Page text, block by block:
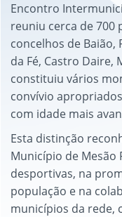
Encontro
reuniu cerca de 700
concelhos de Baião,
da Fé, Castro Daire,
constituiu vários
convívio
com idade mais
Esta distinção
Município de Mesão
desportivas, na
população e na
municípios da rede,